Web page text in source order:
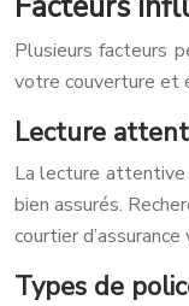
Plusieurs facteurs
votre couverture et
Lecture
La lecture attentive
bien assurés.
courtier
Types de